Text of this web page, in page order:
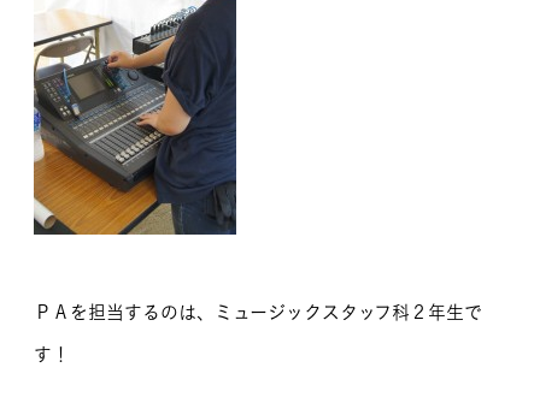
ＰＡを担当するのは、ミュージックスタッフ科２年生で
す！